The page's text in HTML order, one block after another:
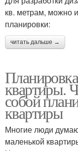
кв. метрам, можно
планировки:
читать дальше →
квартиры.
собой
квартиры
Многие люди
маленькой